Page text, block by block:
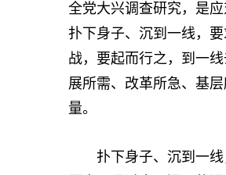
全党大兴调查研究，是
扑下身子、沉到一线，
战，要起而行之，到一
展所需、改革所急、基
量。
扑下身子、沉到一线，